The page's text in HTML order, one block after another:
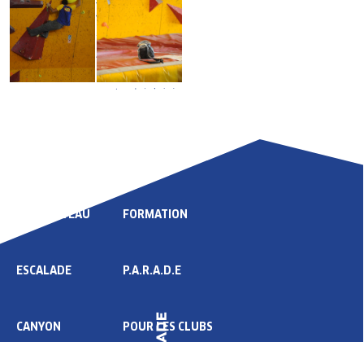
HAUT NIVEAU
ESCALADE
CANYON
FORMATION
P.A.R.A.D.E
POUR LES CLUBS